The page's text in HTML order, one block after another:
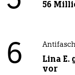
56
6
Lina E.
vor